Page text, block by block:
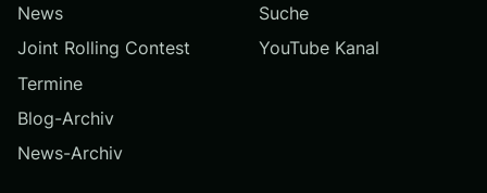
News
Joint Rolling Contest
Termine
Blog-Archiv
News-Archiv
Suche
YouTube Kanal